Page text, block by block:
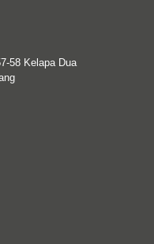
58 Kelapa Dua